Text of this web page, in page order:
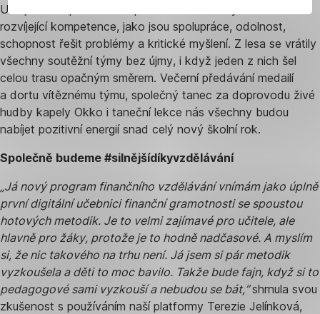
Užili jsme si společně i odpolední venkovní týmovou hru
rozvíjející kompetence, jako jsou spolupráce, odolnost,
schopnost řešit problémy a kritické myšlení. Z lesa se vrátily
všechny soutěžní týmy bez újmy, i když jeden z nich šel
celou trasu opačným směrem. Večerní předávání medailí
a dortu vítěznému týmu, společný tanec za doprovodu živé
hudby kapely Okko i taneční lekce nás všechny budou
nabíjet pozitivní energií snad celý nový školní rok.
Společně budeme #silnějšídíkyvzdělávání
„Já nový program finančního vzdělávání vnímám jako úplně
první digitální učebnici finanční gramotnosti se spoustou
hotových metodik. Je to velmi zajímavé pro učitele, ale
hlavně pro žáky, protože je to hodně nadčasové. A myslím
si, že nic takového na trhu není. Já jsem si pár metodik
vyzkoušela a děti to moc bavilo. Takže bude fajn, když si to
pedagogové sami vyzkouší a nebudou se bát,”shrnula svou
zkušenost s používáním naší platformy Terezie Jelínková,